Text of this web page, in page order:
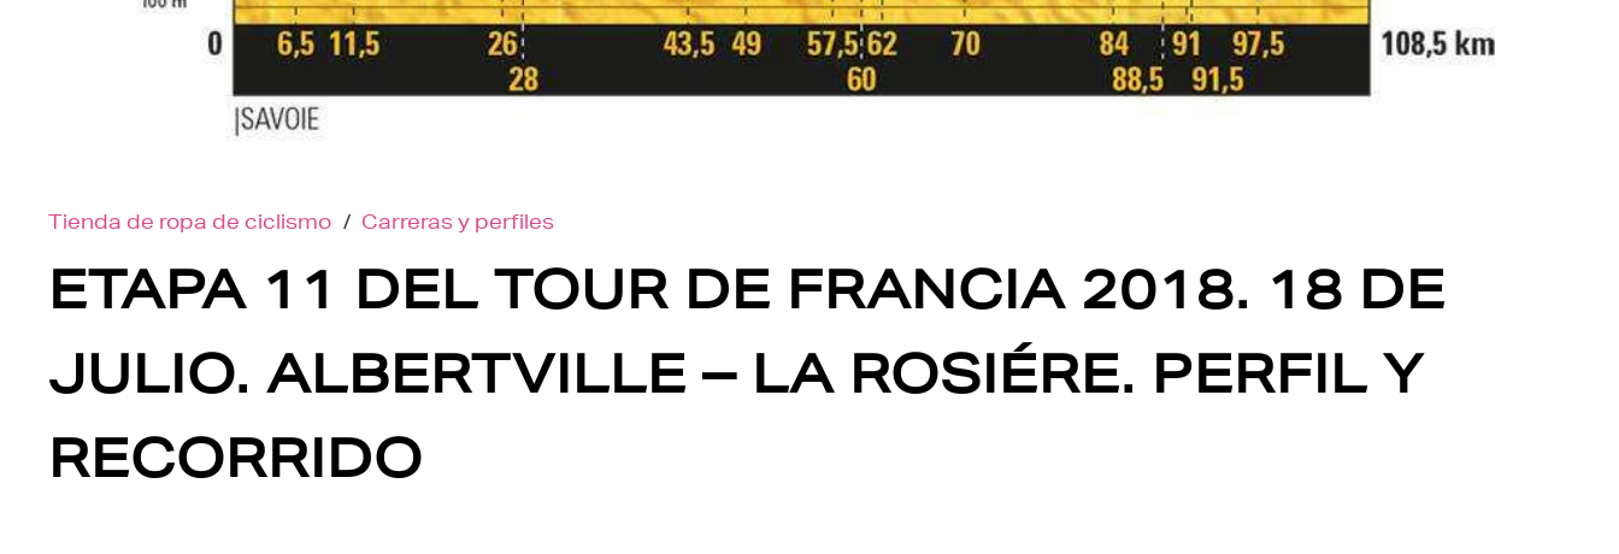
Tienda de ropa de ciclismo / Carreras y perfiles
ETAPA 11 DEL TOUR DE FRANCIA 2018. 18 DE
JULIO. ALBERTVILLE – LA ROSIÉRE. PERFIL Y
RECORRIDO